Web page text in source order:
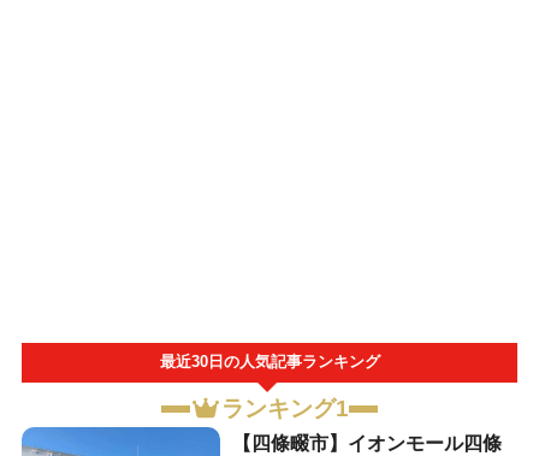
最近30日の人気記事ランキング
ランキング1
【四條畷市】イオンモール四條